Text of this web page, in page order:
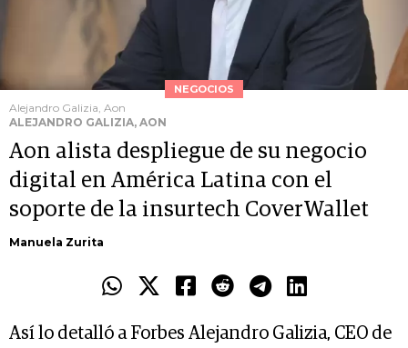
NEGOCIOS
Alejandro Galizia, Aon
ALEJANDRO GALIZIA, AON
Aon alista despliegue de su negocio
digital en América Latina con el
soporte de la insurtech CoverWallet
Manuela Zurita
Así lo detalló a Forbes Alejandro Galizia, CEO de